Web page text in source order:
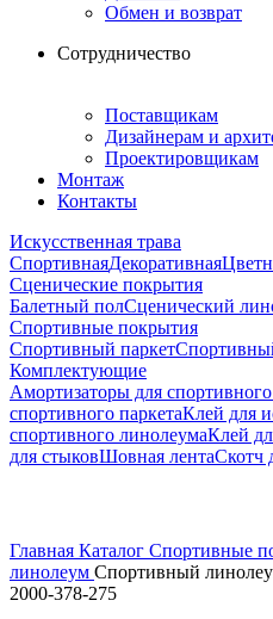
Обмен и возврат
Сотрудничество
Поставщикам
Дизайнерам и
Проектировщикам
Монтаж
Контакты
Искусственная трава
СпортивнаяДекоративная
Сценические покрытия
Балетный полСценический
Спортивные покрытия
Спортивный паркет
Комплектующие
Амортизаторы для спортивного
спортивного паркетаКлей для
спортивного линолеумаКлей
для стыковШовная лентаСкотч
Главная Каталог Спортивные
линолеум Спортивный
2000-378-275